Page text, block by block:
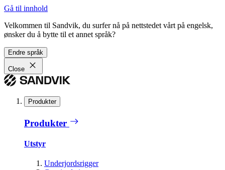
Gå til innhold
Velkommen til Sandvik, du surfer nå på nettstedet vårt på engelsk,
ønsker du å bytte til et annet språk?
Endre språk
Close
Produkter
Produkter
Utstyr
Underjordsrigger